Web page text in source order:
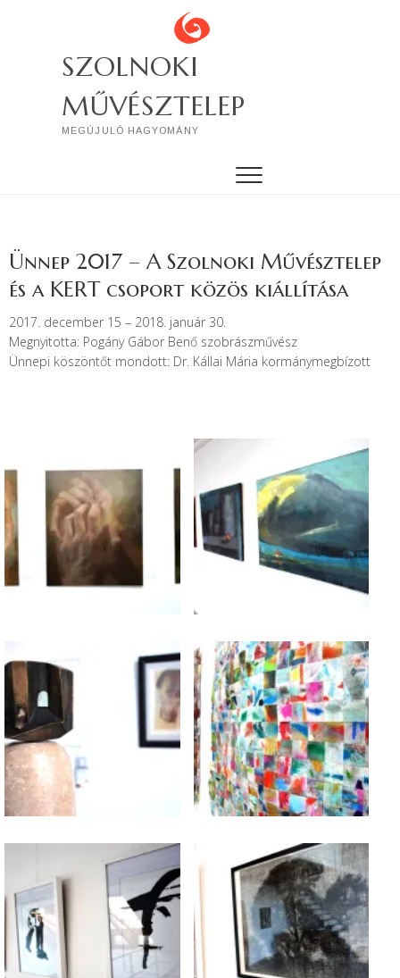
SZOLNOKI
MŰVÉSZTELEP
MEGÚJULÓ HAGYOMÁNY
Ünnep 2017 – A Szolnoki Művésztelep
és a KERT csoport közös kiállítása
2017. december 15 – 2018. január 30.
Megnyitotta: Pogány Gábor Benő szobrászművész
Ünnepi köszöntőt mondott: Dr. Kállai Mária kormánymegbízott